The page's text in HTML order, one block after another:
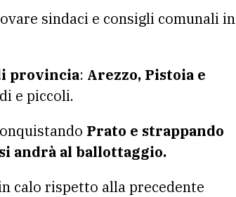
sindaci e consigli comunali in
provincia: Arezzo, Pistoia e
e piccoli.
Prato e strappando
andrà al ballottaggio.
calo rispetto alla precedente